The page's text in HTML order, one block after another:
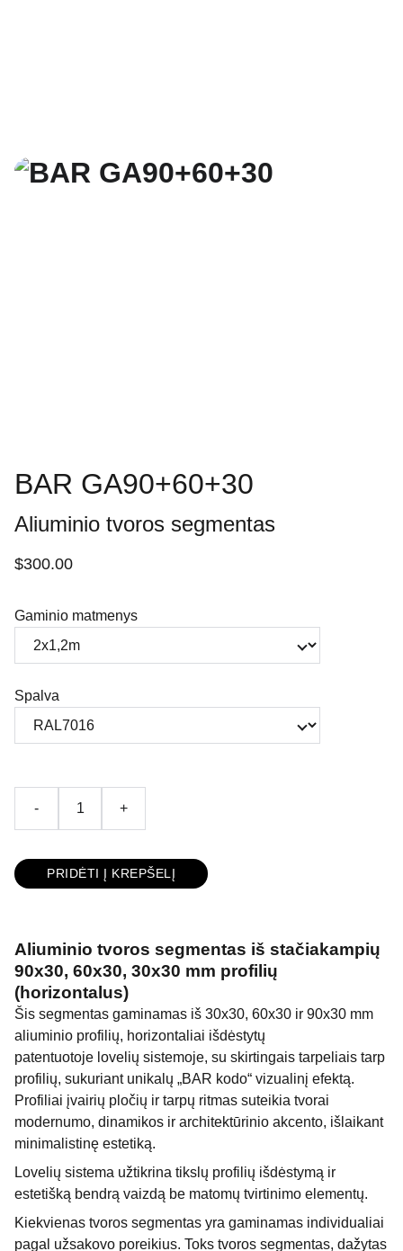
BAR GA90+60+30
Aliuminio tvoros segmentas
$300.00
Gaminio matmenys
Spalva
- +
PRIDĖTI Į KREPŠELĮ
Aliuminio tvoros segmentas iš stačiakampių
90x30, 60x30, 30x30 mm profilių
(horizontalus)
Šis segmentas gaminamas iš 30x30, 60x30 ir 90x30 mm
aliuminio profilių, horizontaliai išdėstytų
patentuotoje lovelių sistemoje, su skirtingais tarpeliais tarp
profilių, sukuriant unikalų „BAR kodo“ vizualinį efektą.
Profiliai įvairių pločių ir tarpų ritmas suteikia tvorai
modernumo, dinamikos ir architektūrinio akcento, išlaikant
minimalistinę estetiką.
Lovelių sistema užtikrina tikslų profilių išdėstymą ir
estetišką bendrą vaizdą be matomų tvirtinimo elementų.
Kiekvienas tvoros segmentas yra gaminamas individualiai
pagal užsakovo poreikius. Toks tvoros segmentas, dažytas